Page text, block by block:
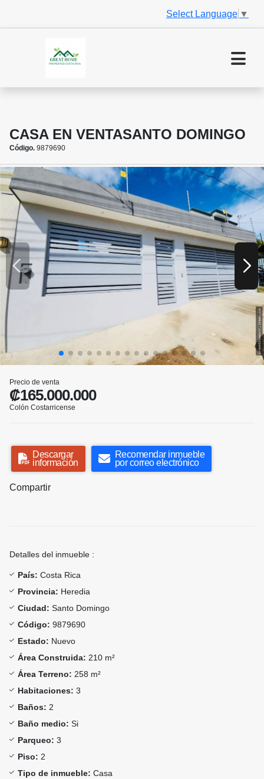
Select Language ▼
CASA EN VENTASANTO DOMINGO
Código. 9879690
Precio de venta
₡165.000.000
Colón Costarricense
Descargar
información
Recomendar inmueble
por correo electrónico
Compartir
Detalles del inmueble :
País: Costa Rica
Provincia: Heredia
Ciudad: Santo Domingo
Código: 9879690
Estado: Nuevo
Área Construida: 210 m²
Área Terreno: 258 m²
Habitaciones: 3
Baños: 2
Baño medio: Si
Parqueo: 3
Piso: 2
Tipo de inmueble: Casa